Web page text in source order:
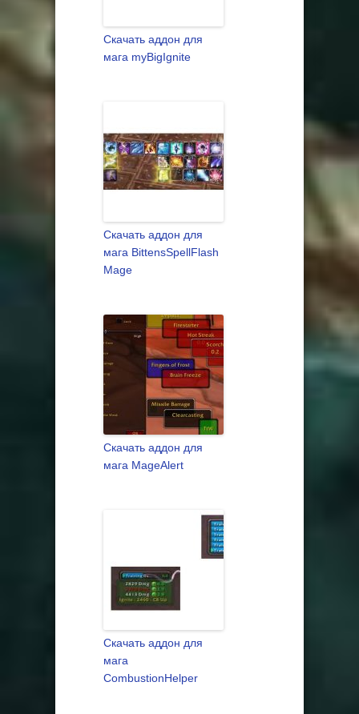
Скачать аддон для
мага myBigIgnite
Скачать аддон для
мага BittensSpellFlash
Mage
Скачать аддон для
мага MageAlert
Скачать аддон для
мага
CombustionHelper